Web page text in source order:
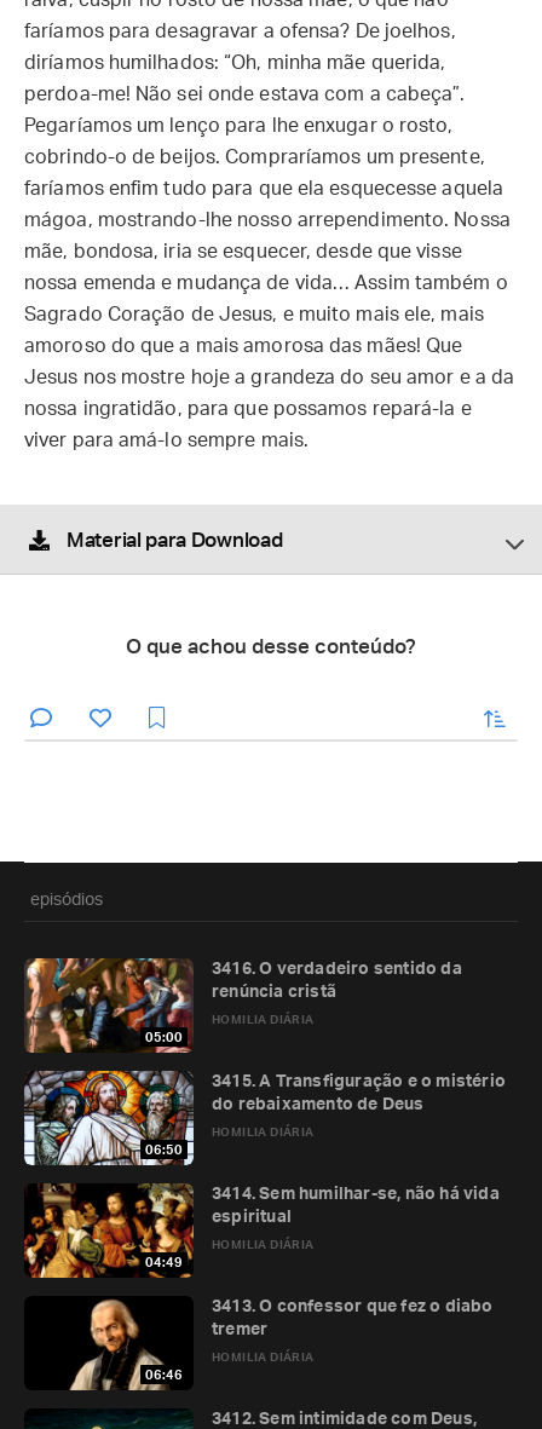
faríamos para desagravar a ofensa? De joelhos,
diríamos humilhados: “Oh, minha mãe querida,
perdoa-me! Não sei onde estava com a cabeça”.
Pegaríamos um lenço para lhe enxugar o rosto,
cobrindo-o de beijos. Compraríamos um presente,
faríamos enfim tudo para que ela esquecesse aquela
mágoa, mostrando-lhe nosso arrependimento. Nossa
mãe, bondosa, iria se esquecer, desde que visse
nossa emenda e mudança de vida… Assim também o
Sagrado Coração de Jesus, e muito mais ele, mais
amoroso do que a mais amorosa das mães! Que
Jesus nos mostre hoje a grandeza do seu amor e a da
nossa ingratidão, para que possamos repará-la e
viver para amá-lo sempre mais.
Material para Download
O que achou desse conteúdo?
enviar
episódios
05:00
HOMILIA DIÁRIA
3416. O verdadeiro sentido da
renúncia cristã
06:50
HOMILIA DIÁRIA
3415. A Transfiguração e o mistério
do rebaixamento de Deus
04:49
HOMILIA DIÁRIA
3414. Sem humilhar-se, não há vida
espiritual
06:46
HOMILIA DIÁRIA
3413. O confessor que fez o diabo
tremer
3412. Sem intimidade com Deus,